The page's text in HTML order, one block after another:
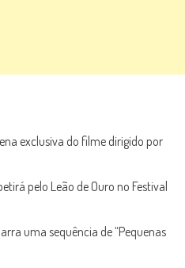
exclusiva do filme dirigido por
pelo Leão de Ouro no Festival
uma sequência de “Pequenas